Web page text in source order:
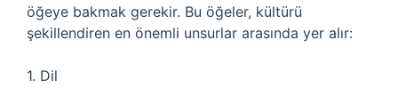
öğeye bakmak gerekir. Bu öğeler, kültürü
şekillendiren en önemli unsurlar arasında yer alır:
1. Dil